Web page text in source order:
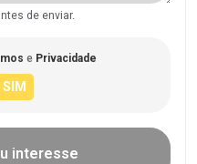
de enviar.
e Privacidade
interesse